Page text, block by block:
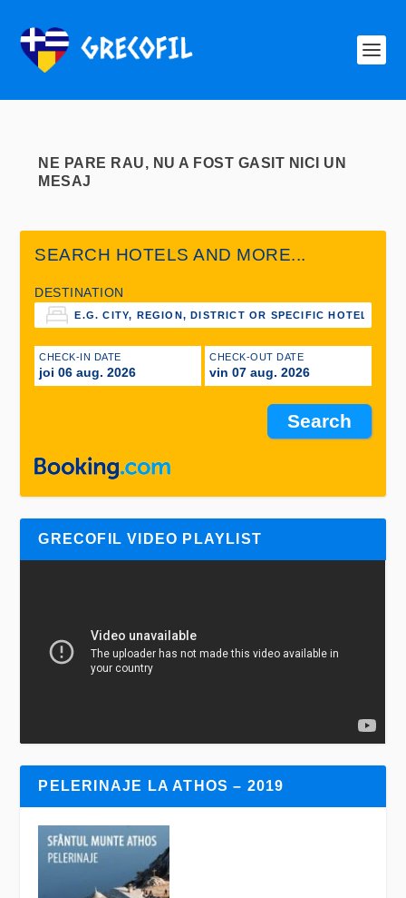
NE PARE RAU, NU A FOST GASIT NICI UN
MESAJ
SEARCH HOTELS AND MORE...
DESTINATION
CHECK-IN DATE
joi 06 aug. 2026
CHECK-OUT DATE
vin 07 aug. 2026
GRECOFIL VIDEO PLAYLIST
PELERINAJE LA ATHOS – 2019